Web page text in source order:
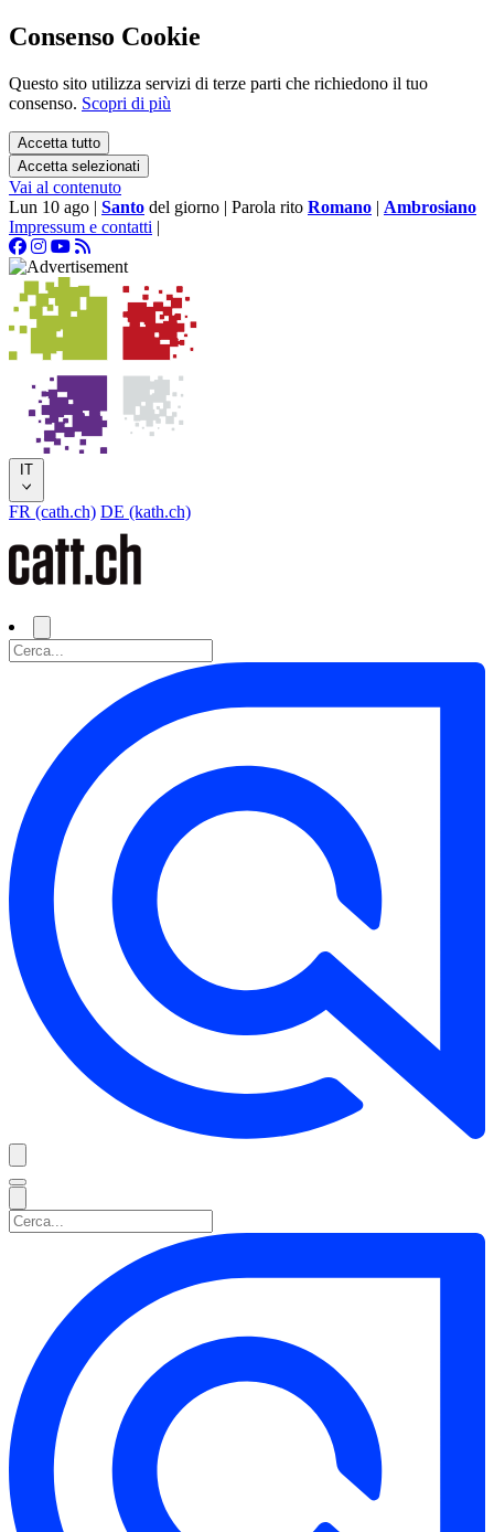
Consenso Cookie
Questo sito utilizza servizi di terze parti che richiedono il tuo
consenso. Scopri di più
Accetta tutto
Accetta selezionati
Vai al contenuto
Lun 10 ago | Santo del giorno | Parola rito Romano | Ambrosiano
Impressum e contatti |
IT
FR (cath.ch) DE (kath.ch)